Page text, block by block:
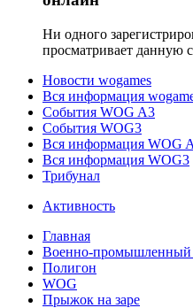
Ни одного
просматривает данную
Новости wogames
Вся информация
События WOG A3
События WOG3
Вся информация WOG
Вся информация WOG3
Трибунал
Активность
Главная
Военно-промышленный
Полигон
WOG
Прыжок на заре